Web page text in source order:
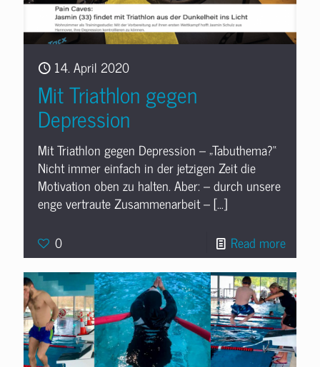
14. April 2020
Mit Triathlon gegen
Depression
Mit Triathlon gegen Depression – „Tabuthema?“
Nicht immer einfach in der jetzigen Zeit die
Motivation oben zu halten. Aber: – durch unsere
enge vertraute Zusammenarbeit –[…]
0
Read more